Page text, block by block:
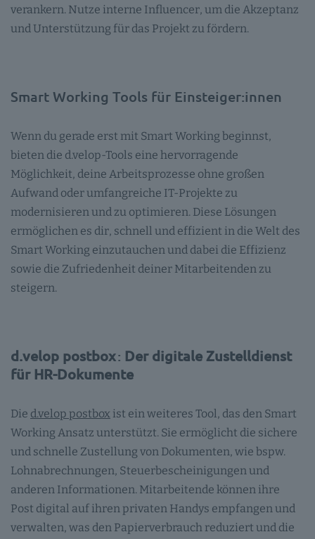
verankern. Nutze interne Influencer, um die Akzeptanz
und Unterstützung für das Projekt zu fördern.
Smart Working Tools für Einsteiger:innen
Wenn du gerade erst mit Smart Working beginnst,
bieten die d.velop-Tools eine hervorragende
Möglichkeit, deine Arbeitsprozesse ohne großen
Aufwand oder umfangreiche IT-Projekte zu
modernisieren und zu optimieren. Diese Lösungen
ermöglichen es dir, schnell und effizient in die Welt des
Smart Working einzutauchen und dabei die Effizienz
sowie die Zufriedenheit deiner Mitarbeitenden zu
steigern.
d.velop postbox: Der digitale Zustelldienst
für HR-Dokumente
Die d.velop postbox ist ein weiteres Tool, das den Smart
Working Ansatz unterstützt. Sie ermöglicht die sichere
und schnelle Zustellung von Dokumenten, wie bspw.
Lohnabrechnungen, Steuerbescheinigungen und
anderen Informationen. Mitarbeitende können ihre
Post digital auf ihren privaten Handys empfangen und
verwalten, was den Papierverbrauch reduziert und die